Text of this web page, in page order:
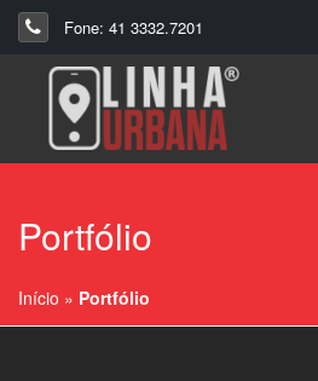
Fone: 41 3332.7201
Portfólio
Início » Portfólio